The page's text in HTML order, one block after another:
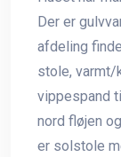
Der er
afdeling
stole, varmt/
vippespand
nord fløjen
er solstole